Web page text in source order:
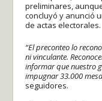
preliminares,
concluyó y anunció
de actas electorales.
“El preconteo lo
ni vinculante.
informar que nuestro
impugnar 33.000
seguidores.